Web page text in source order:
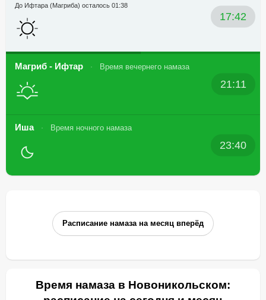
17:42
До Ифтара (Магриба) осталось 01:38
Магриб - Ифтар Время вечернего намаза
21:11
Иша Время ночного намаза
23:40
Расписание намаза на месяц вперёд
Время намаза в Новоникольском: